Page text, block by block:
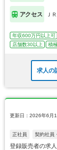
アクセス Ｊ
年収600万円以上可
店舗数30以上
積
求人の
更新日：2026年6月
正社員 契約社員
登録販売者の求